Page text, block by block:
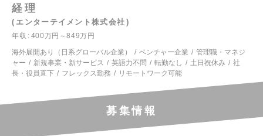
経理
エンターテイメント株式会社
年収
400万円～849万円
海外展開あり（日系グローバル企業）
ベンチャー企業
管理職・マネジ
ャー
新規事業・新サービス 英語力不問 転勤なし 土日祝休み
社
長・役員直下
フレックス勤務 リモートワーク可能
募集情報